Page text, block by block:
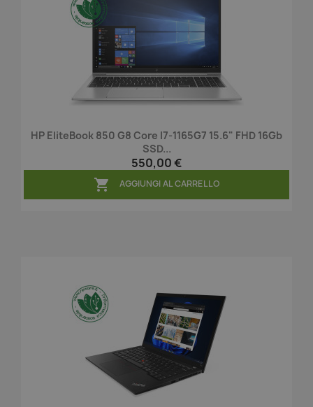
HP EliteBook 850 G8 Core I7-1165G7 15.6" FHD 16Gb
SSD...
550,00 €
 AGGIUNGI AL CARRELLO